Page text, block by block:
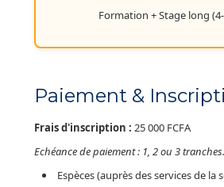
Formation + Stage long
Paiement &
Frais d'inscription : 25 000 FCFA
Echéance de paiement : 1, 2 ou 3 tranches.
Espèces (auprès des services de la